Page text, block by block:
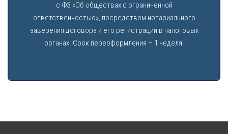
с ФЗ «Об обществах с ограниченной
ответственностью», посредством нотариального
заверения договора и его регистрации в налоговых
органах. Срок переоформления – 1 неделя.